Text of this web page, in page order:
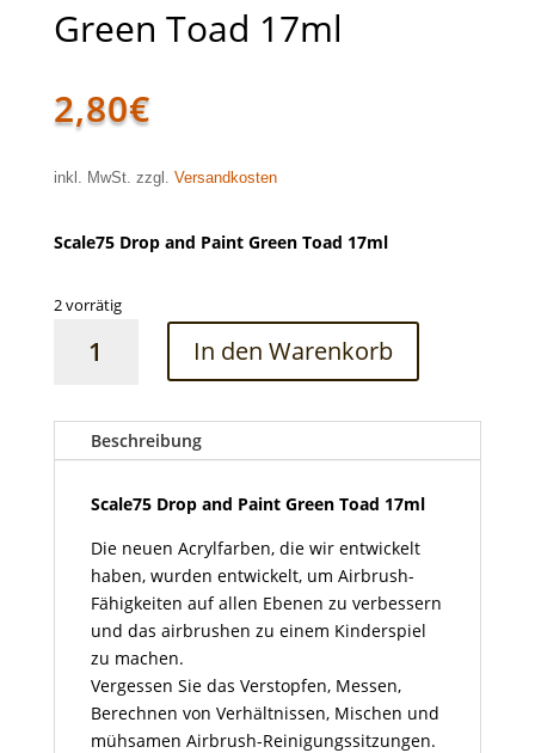
Green Toad 17ml
2,80€
inkl. MwSt. zzgl. Versandkosten
Scale75 Drop and Paint Green Toad 17ml
2 vorrätig
Green
Toad
17ml
In den Warenkorb
Beschreibung
Scale75 Drop and Paint Green Toad 17ml
Die neuen Acrylfarben, die wir entwickelt
haben, wurden entwickelt, um Airbrush-
Fähigkeiten auf allen Ebenen zu verbessern
und das airbrushen zu einem Kinderspiel
zu machen.
Vergessen Sie das Verstopfen, Messen,
Berechnen von Verhältnissen, Mischen und
mühsamen Airbrush-Reinigungssitzungen.